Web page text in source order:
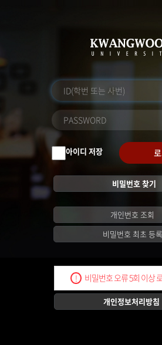
아이디 저장
비밀번호 찾기
개인번호 조회
비밀번호 최초 등록
! 비밀번호 오류 5회 이상
개인정보처리방침